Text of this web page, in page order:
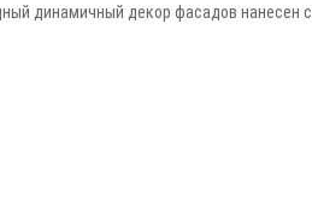
динамичный декор фасадов